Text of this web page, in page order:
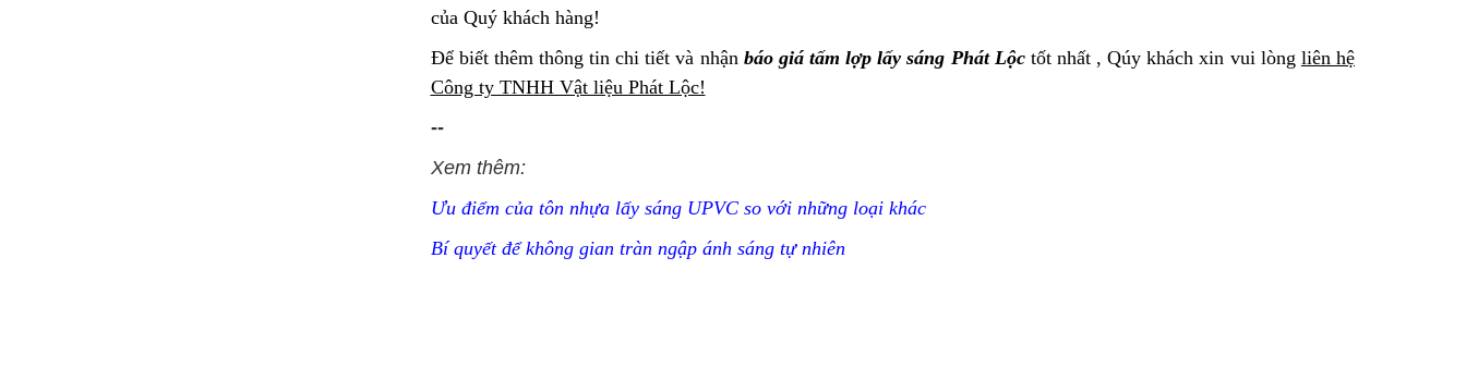
của Quý khách hàng!
Để biết thêm thông tin chi tiết và nhận báo giá tấm lợp lấy sáng Phát Lộctốt nhất , Qúy khách xin vui lòng liên hệ
Công ty TNHH Vật liệu Phát Lộc!
--
Xem thêm:
Ưu điểm của tôn nhựa lấy sáng UPVC so với những loại khác
Bí quyết để không gian tràn ngập ánh sáng tự nhiên